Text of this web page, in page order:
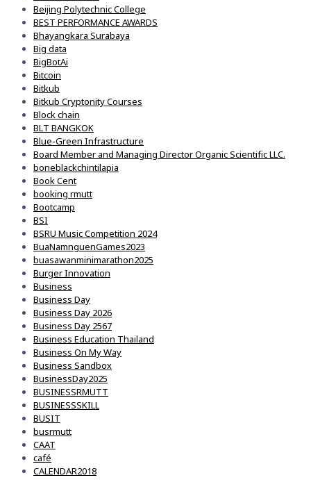
Beijing Polytechnic College
BEST PERFORMANCE AWARDS
Bhayangkara Surabaya
Big data
BigBotAi
Bitcoin
Bitkub
Bitkub Cryptonity Courses
Block chain
BLT BANGKOK
Blue-Green Infrastructure
Board Member and Managing Director Organic Scientific LLC.
boneblackchintilapia
Book Cent
booking rmutt
Bootcamp
BSI
BSRU Music Competition 2024
BuaNamnguenGames2023
buasawanminimarathon2025
Burger Innovation
Business
Business Day
Business Day 2026
Business Day 2567
Business Education Thailand
Business On My Way
Business Sandbox
BusinessDay2025
BUSINESSRMUTT
BUSINESSSKILL
BUSIT
busrmutt
CAAT
café
CALENDAR2018